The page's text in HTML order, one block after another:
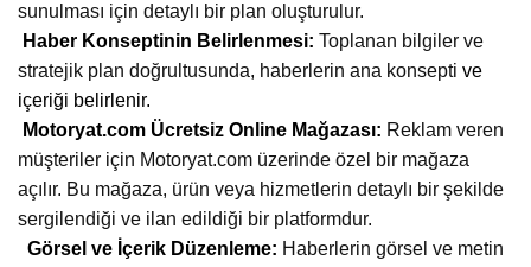
sunulması için detaylı bir plan oluşturulur.
Haber Konseptinin Belirlenmesi: Toplanan bilgiler ve
stratejik plan doğrultusunda, haberlerin ana konsepti ve
içeriği belirlenir.
Motoryat.com Ücretsiz Online Mağazası: Reklam veren
müşteriler için Motoryat.com üzerinde özel bir mağaza
açılır. Bu mağaza, ürün veya hizmetlerin detaylı bir şekilde
sergilendiği ve ilan edildiği bir platformdur.
Görsel ve İçerik Düzenleme: Haberlerin görsel ve metin